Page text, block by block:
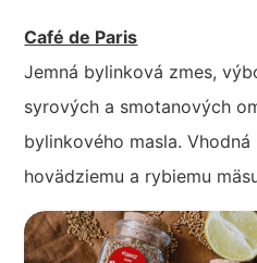
Café de Paris
Jemná bylinková zmes,
syrových a smotanových
bylinkového masla. Vhodná
hovädziemu a rybiemu